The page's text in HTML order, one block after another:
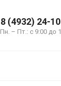
8 (4932) 24-
Пн. – Пт.: с 9:00 до